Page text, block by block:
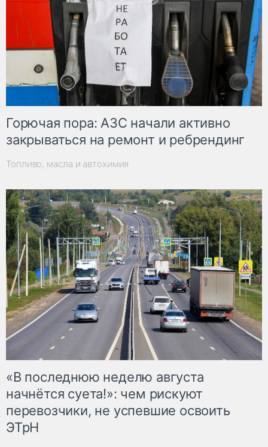
Горючая пора: АЗС начали активно
закрываться на ремонт и ребрендинг
Топливо, масла и автохимия
«В последнюю неделю августа
начнётся суета!»: чем рискуют
перевозчики, не успевшие освоить
ЭТрН